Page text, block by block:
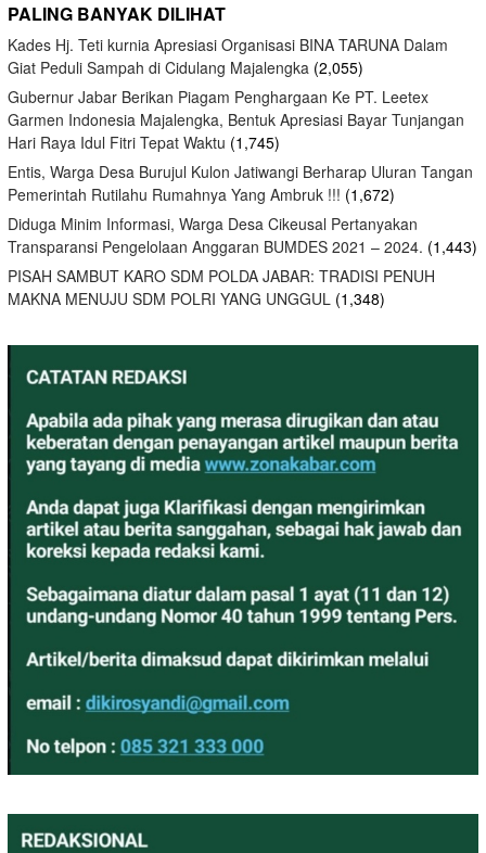
PALING BANYAK DILIHAT
Kades Hj. Teti kurnia Apresiasi Organisasi BINA TARUNA Dalam
Giat Peduli Sampah di Cidulang Majalengka (2,055)
Gubernur Jabar Berikan Piagam Penghargaan Ke PT. Leetex
Garmen Indonesia Majalengka, Bentuk Apresiasi Bayar Tunjangan
Hari Raya Idul Fitri Tepat Waktu (1,745)
Entis, Warga Desa Burujul Kulon Jatiwangi Berharap Uluran Tangan
Pemerintah Rutilahu Rumahnya Yang Ambruk !!! (1,672)
Diduga Minim Informasi, Warga Desa Cikeusal Pertanyakan
Transparansi Pengelolaan Anggaran BUMDES 2021 – 2024. (1,443)
PISAH SAMBUT KARO SDM POLDA JABAR: TRADISI PENUH
MAKNA MENUJU SDM POLRI YANG UNGGUL (1,348)